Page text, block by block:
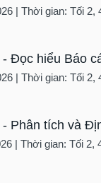
| Thời gian: Tối 2,
Đọc hiểu Báo
| Thời gian: Tối 2,
Phân tích và
| Thời gian: Tối 2,